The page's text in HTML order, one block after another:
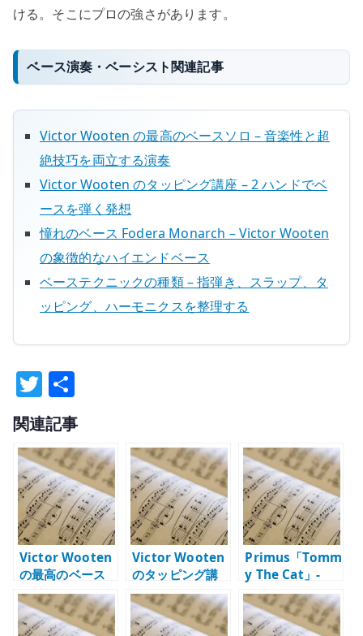
ける。そこにプロの強さがあります。
ベース演奏・ベーシスト関連記事
Victor Wooten の最高のベースソロ – 音楽性と超
絶技巧を両立する演奏
Victor Wooten のタッピング講座 – 2 ハンドでベ
ースを弾く発想
憧れのベース Fodera Monarch – Victor Wooten
の象徴的なハイエンドベース
ベーステクニックの種類 – 指弾き、スラップ、タ
ッピング、ハーモニクスを整理する
T
w
it
te
r
有
関連記事
Victor Wooten
の最高のベース
ソロ – 速さより
音楽性が残る理
由
Victor Wooten
のタッピング講
座 – 2 ハンドで
ベースを弾く発
想
Primus「Tomm
y The Cat」-
Les Claypool の
ベースが曲を支
配する理由